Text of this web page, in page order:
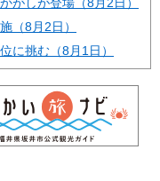
（8月2日）
に挑む（8月1日）